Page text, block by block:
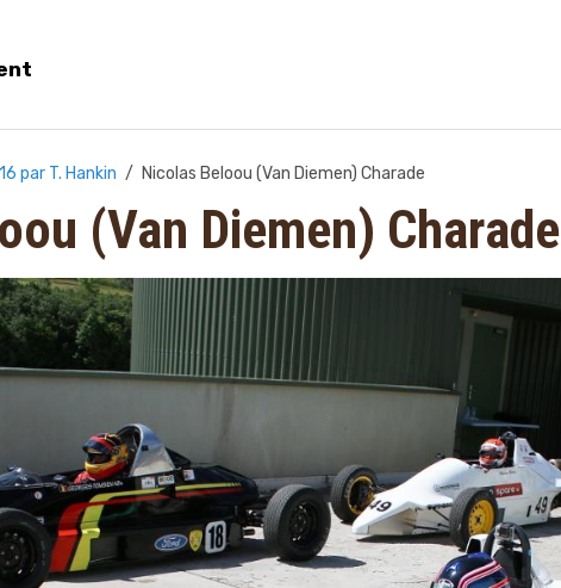
par T. Hankin Nicolas Beloou (Van Diemen) Charade
(Van Diemen) Charade